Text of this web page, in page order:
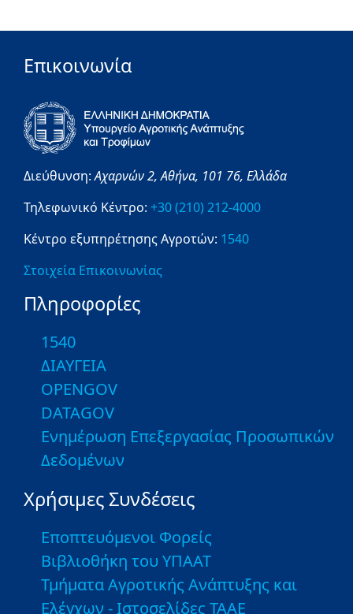
Επικοινωνία
Διεύθυνση:Αχαρνών 2,Αθήνα, 101 76, Ελλάδα
Τηλεφωνικό Κέντρο: +30 (210) 212-4000
Κέντρο εξυπηρέτησης Αγροτών: 1540
Στοιχεία Επικοινωνίας
Πληροφορίες
1540
ΔΙΑΥΓΕΙΑ
OPENGOV
DATAGOV
Ενημέρωση Επεξεργασίας Προσωπικών
Δεδομένων
Χρήσιμες Συνδέσεις
Εποπτευόμενοι Φορείς
Βιβλιοθήκη του ΥΠΑΑΤ
Τμήματα Αγροτικής Ανάπτυξης και
Ελέγχων - Ιστοσελίδες ΤΑΑΕ